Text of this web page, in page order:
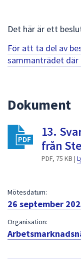
Det här är ett
För att ta del av
sammanträdet där
Dokument
13.
från
PDF, 75 KB |
Mötesdatum:
26 september
Organisation: